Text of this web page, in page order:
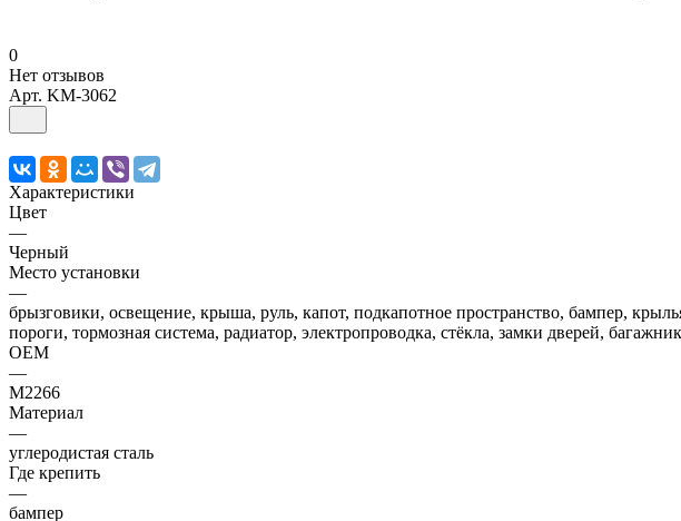
0
Нет отзывов
Арт. KM-3062
Характеристики
Цвет
—
Черный
Место установки
—
брызговики, освещение, крыша, руль, капот, подкапотное пространство, бампер,
пороги, тормозная система, радиатор, электропроводка, стёкла, замки дверей,
OEM
—
M2266
Материал
—
углеродистая сталь
Где крепить
—
бампер